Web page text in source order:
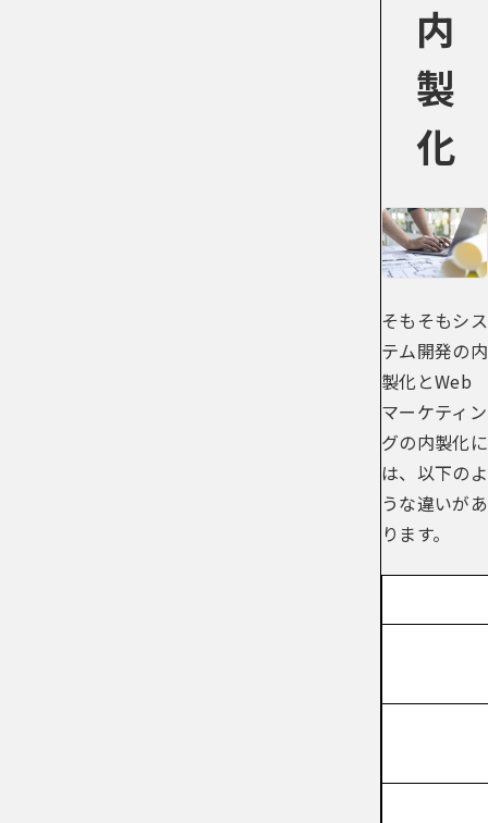
内
製
化
そもそもシス
テム開発の内
製化とWeb
マーケティン
グの内製化に
は、以下のよ
うな違いがあ
ります。